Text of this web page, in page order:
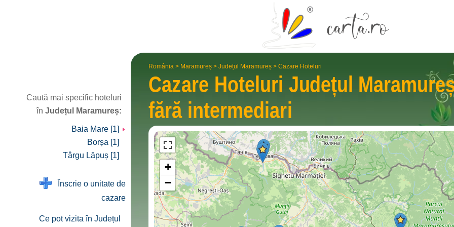
România > Maramureș > Județul Maramureș > Cazare Hoteluri
Cazare Hoteluri Județul
fără interme­diari
+
−
Caută mai specific hoteluri
în Județul Maramureș:
Baia Mare [1]
Borșa [1]
Târgu Lăpuș [1]
Înscrie o unitate de
cazare
Ce pot vizita în Județul